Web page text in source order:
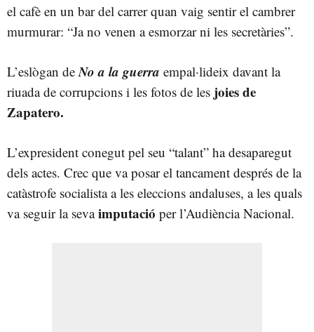
el cafè en un bar del carrer quan vaig sentir el cambrer
murmurar: “Ja no venen a esmorzar ni les secretàries”.
L’eslògan de No a la guerra empal·lideix davant la
riuada de corrupcions i les fotos de les joies de
Zapatero.
L’expresident conegut pel seu “talant” ha desaparegut
dels actes. Crec que va posar el tancament després de la
catàstrofe socialista a les eleccions andaluses, a les quals
va seguir la sevaimputació per l’Audiència Nacional.